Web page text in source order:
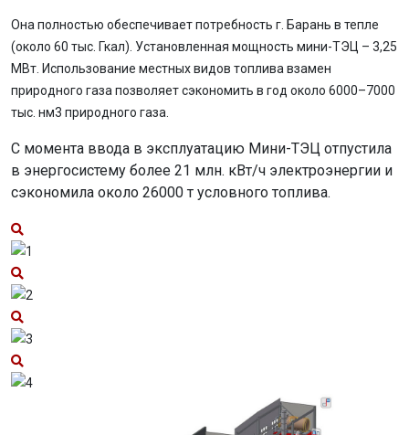
Она полностью обеспечивает потребность г. Барань в тепле
(около 60 тыс. Гкал). Установленная мощность мини-ТЭЦ – 3,25
МВт. Использование местных видов топлива взамен
природного газа позволяет сэкономить в год около 6000–7000
тыс. нм3 природного газа.
С момента ввода в эксплуатацию Мини-ТЭЦ отпустила
в энергосистему более 21 млн. кВт/ч электроэнергии и
сэкономила около 26000 т условного топлива.